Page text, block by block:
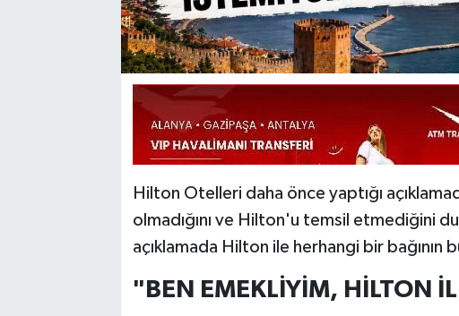
Hilton Otelleri daha önce yaptığı
olmadığını ve Hilton'u temsil etmediğini
açıklamada Hilton ile herhangi bir bağının
"BEN EMEKLİYİM, HİLTON